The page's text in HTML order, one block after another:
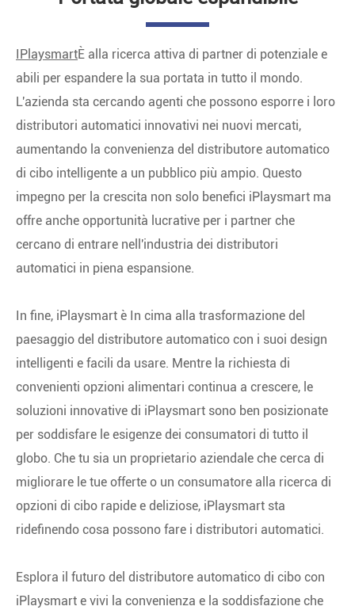
IPlaysmartÈ alla ricerca attiva di partner di potenziale e
abili per espandere la sua portata in tutto il mondo.
L'azienda sta cercando agenti che possono esporre i loro
distributori automatici innovativi nei nuovi mercati,
aumentando la convenienza del distributore automatico
di cibo intelligente a un pubblico più ampio. Questo
impegno per la crescita non solo benefici iPlaysmart ma
offre anche opportunità lucrative per i partner che
cercano di entrare nell'industria dei distributori
automatici in piena espansione.
In fine, iPlaysmart è In cima alla trasformazione del
paesaggio del distributore automatico con i suoi design
intelligenti e facili da usare. Mentre la richiesta di
convenienti opzioni alimentari continua a crescere, le
soluzioni innovative di iPlaysmart sono ben posizionate
per soddisfare le esigenze dei consumatori di tutto il
globo. Che tu sia un proprietario aziendale che cerca di
migliorare le tue offerte o un consumatore alla ricerca di
opzioni di cibo rapide e deliziose, iPlaysmart sta
ridefinendo cosa possono fare i distributori automatici.
Esplora il futuro del distributore automatico di cibo con
iPlaysmart e vivi la convenienza e la soddisfazione che